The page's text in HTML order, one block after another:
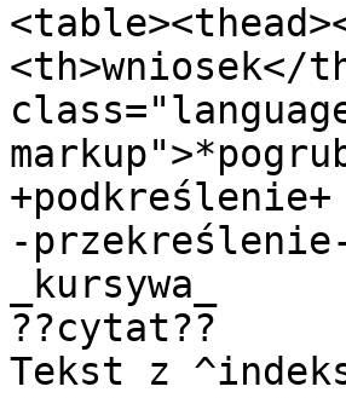
<th>wniosek</
+podkreślenie+
-
_kursywa_
??cytat??
Tekst z